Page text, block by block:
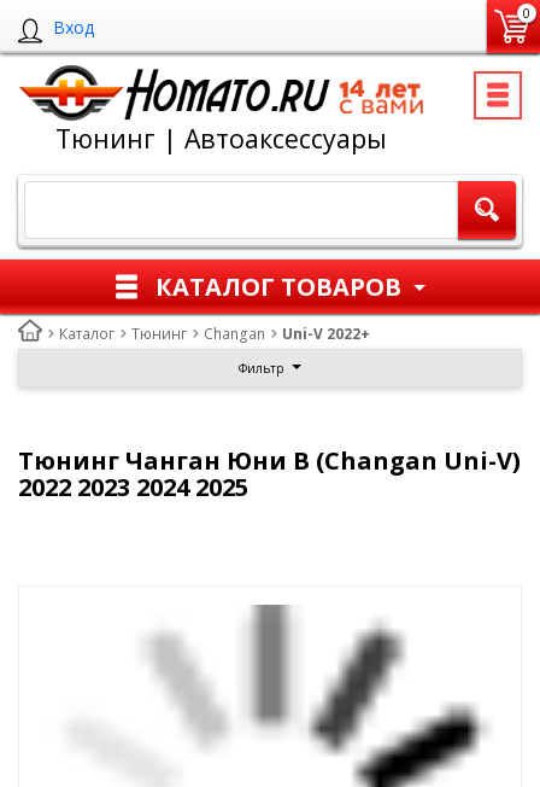
Вход
0
Тюнинг | Автоаксессуары
КАТАЛОГ ТОВАРОВ
Каталог Тюнинг Changan Uni-V 2022+
Фильтр
Тюнинг Чанган Юни В (Changan Uni-V)
2022 2023 2024 2025